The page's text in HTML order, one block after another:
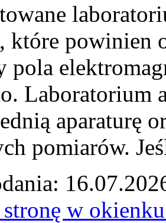
które powinien
pola
Laboratorium
aparaturę
pomiarów.
w